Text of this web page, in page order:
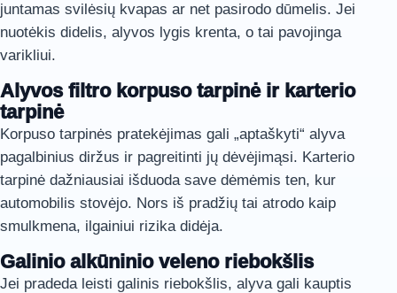
juntamas svilėsių kvapas ar net pasirodo dūmelis. Jei
nuotėkis didelis, alyvos lygis krenta, o tai pavojinga
varikliui.
Alyvos filtro korpuso tarpinė ir karterio
tarpinė
Korpuso tarpinės pratekėjimas gali „aptaškyti“ alyva
pagalbinius diržus ir pagreitinti jų dėvėjimąsi. Karterio
tarpinė dažniausiai išduoda save dėmėmis ten, kur
automobilis stovėjo. Nors iš pradžių tai atrodo kaip
smulkmena, ilgainiui rizika didėja.
Galinio alkūninio veleno riebokšlis
Jei pradeda leisti galinis riebokšlis, alyva gali kauptis